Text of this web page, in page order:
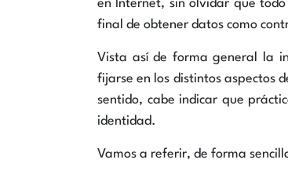
en Internet, sin olvidar que
final de obtener datos como
Vista así de forma general la
fijarse en los distintos aspectos
sentido, cabe indicar que
identidad.
Vamos a referir, de forma